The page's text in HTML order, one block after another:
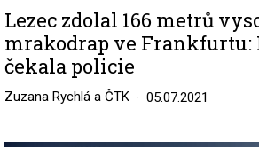
Lezec zdolal 166 metrů
mrakodrap ve Frankfurtu:
čekala policie
Zuzana Rychlá a ČTK 05.07.2021